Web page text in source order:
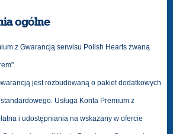
ogólne
z Gwarancją serwisu Polish Hearts zwaną
jest rozbudowaną o pakiet dodatkowych
Usługa Konta Premium z
i udostępniania na wskazany w ofercie